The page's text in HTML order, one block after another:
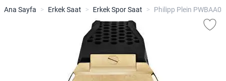
İçeriğe geç
Ana Sayfa > Erkek Saat > Erkek Spor Saat > Philipp Plein